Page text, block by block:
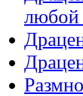
любой